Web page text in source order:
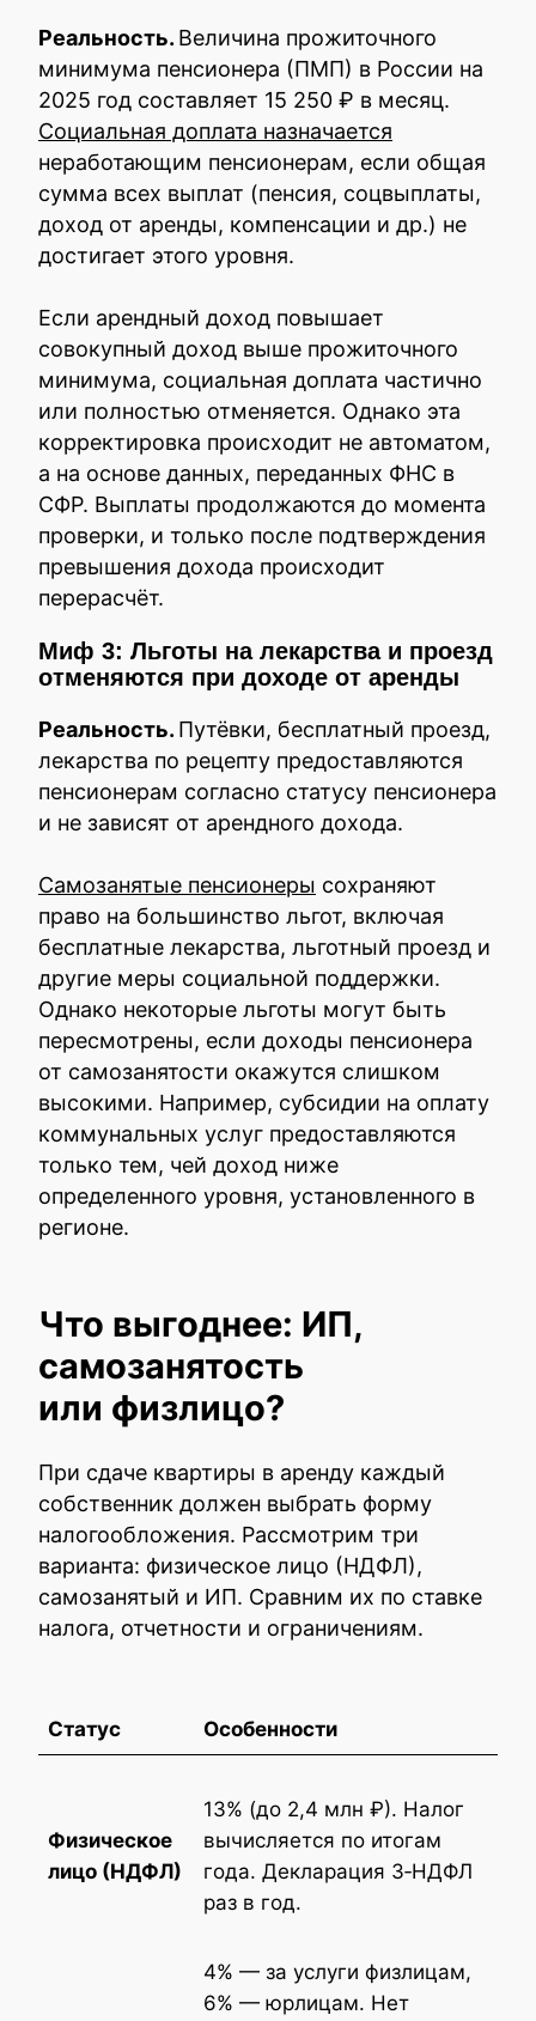
Реальность. Величина прожиточного
минимума пенсионера (ПМП) в России на
2025 год составляет 15 250 ₽ в месяц.
Социальная доплата назначается
неработающим пенсионерам, если общая
сумма всех выплат (пенсия, соцвыплаты,
доход от аренды, компенсации и др.) не
достигает этого уровня.
Если арендный доход повышает
совокупный доход выше прожиточного
минимума, социальная доплата частично
или полностью отменяется. Однако эта
корректировка происходит не автоматом,
а на основе данных, переданных ФНС в
СФР. Выплаты продолжаются до момента
проверки, и только после подтверждения
превышения дохода происходит
перерасчёт.
Миф 3: Льготы на лекарства и проезд
отменяются при доходе от аренды
Реальность. Путёвки, бесплатный проезд,
лекарства по рецепту предоставляются
пенсионерам согласно статусу пенсионера
и не зависят от арендного дохода.
Самозанятые пенсионеры сохраняют
право на большинство льгот, включая
бесплатные лекарства, льготный проезд и
другие меры социальной поддержки.
Однако некоторые льготы могут быть
пересмотрены, если доходы пенсионера
от самозанятости окажутся слишком
высокими. Например, субсидии на оплату
коммунальных услуг предоставляются
только тем, чей доход ниже
определенного уровня, установленного в
регионе.
Что выгоднее: ИП,
самозанятость
или физлицо?
При сдаче квартиры в аренду каждый
собственник должен выбрать форму
налогообложения. Рассмотрим три
варианта: физическое лицо (НДФЛ),
самозанятый и ИП. Сравним их по ставке
налога, отчетности и ограничениям.
Статус Особенности
Физическое
лицо (НДФЛ)
13% (до 2,4 млн ₽). Налог
вычисляется по итогам
года. Декларация 3‑НДФЛ
раз в год.
4% — за услуги физлицам,
6% — юрлицам. Нет